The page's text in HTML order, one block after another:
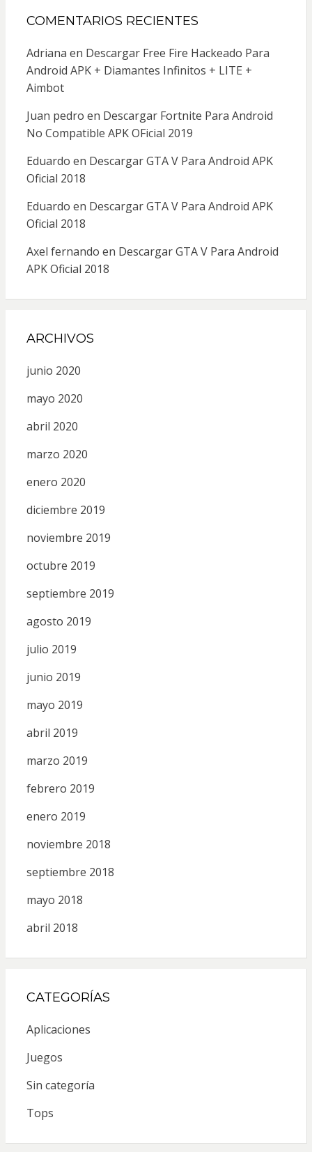
COMENTARIOS RECIENTES
Adriana en Descargar Free Fire Hackeado Para
Android APK + Diamantes Infinitos + LITE +
Aimbot
Juan pedro en Descargar Fortnite Para Android
No Compatible APK OFicial 2019
Eduardo en Descargar GTA V Para Android APK
Oficial 2018
Eduardo en Descargar GTA V Para Android APK
Oficial 2018
Axel fernando en Descargar GTA V Para Android
APK Oficial 2018
ARCHIVOS
junio 2020
mayo 2020
abril 2020
marzo 2020
enero 2020
diciembre 2019
noviembre 2019
octubre 2019
septiembre 2019
agosto 2019
julio 2019
junio 2019
mayo 2019
abril 2019
marzo 2019
febrero 2019
enero 2019
noviembre 2018
septiembre 2018
mayo 2018
abril 2018
CATEGORÍAS
Aplicaciones
Juegos
Sin categoría
Tops